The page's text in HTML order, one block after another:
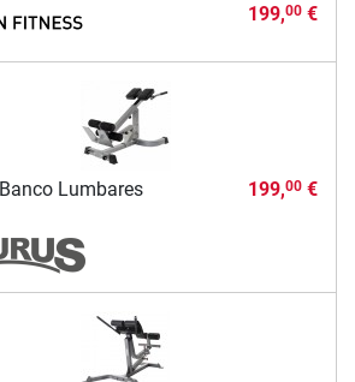
199,00€
Lumbares
199,00€